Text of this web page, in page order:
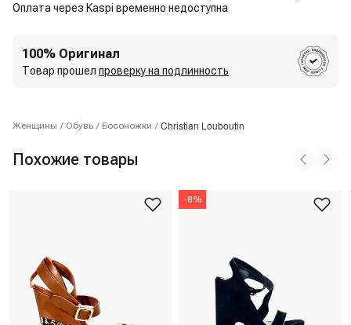
Оплата через Kaspi временно недоступна
100% Оригинал
Товар прошел проверку на подлинность
Женщины / Обувь / Босоножки / Christian Louboutin
Похожие товары
-8%